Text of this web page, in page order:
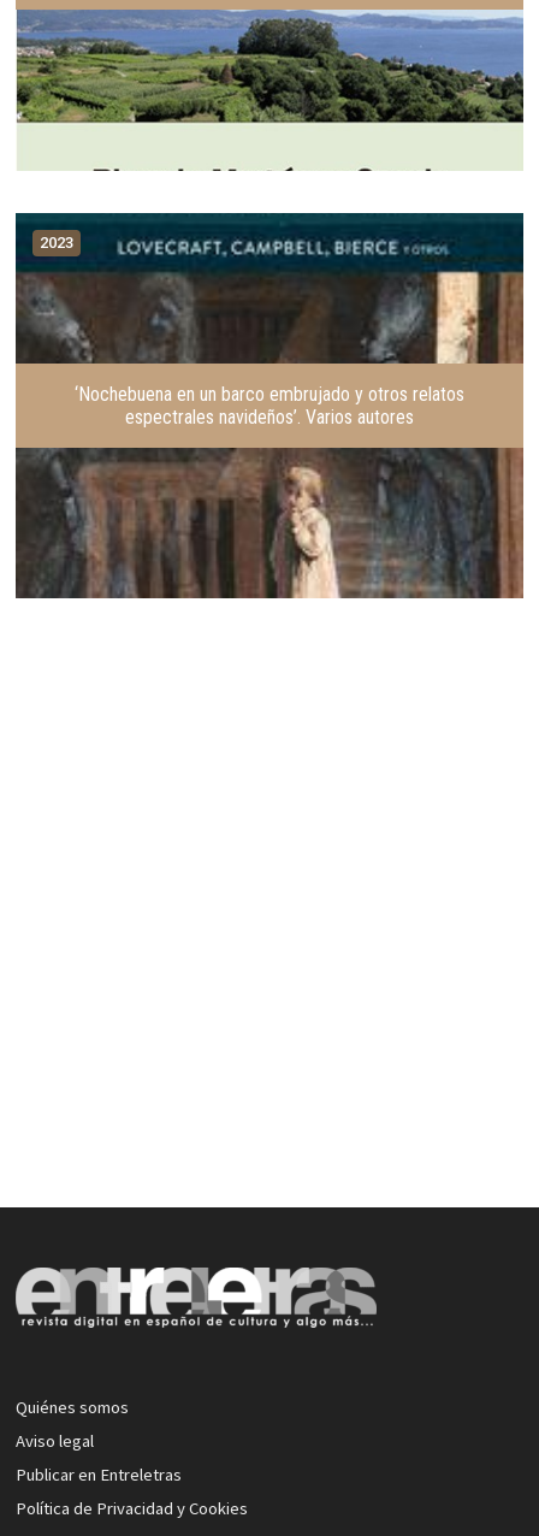
2023
‘Nochebuena en un barco embrujado y otros relatos
espectrales navideños’. Varios autores
Quiénes somos
Aviso legal
Publicar en Entreletras
Política de Privacidad y Cookies